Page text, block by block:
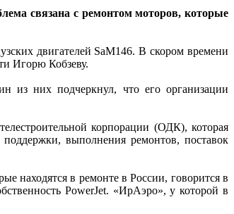
связана с ремонтом моторов, которые
двигателей SaM146. В скором времени
Игорю Кобзеву.
из них подчеркнул, что его организации
корпорации (ОДК), которая
выполнения ремонтов, поставок
находятся в ремонте в России, говорится в
PowerJet. «ИрАэро», у которой в